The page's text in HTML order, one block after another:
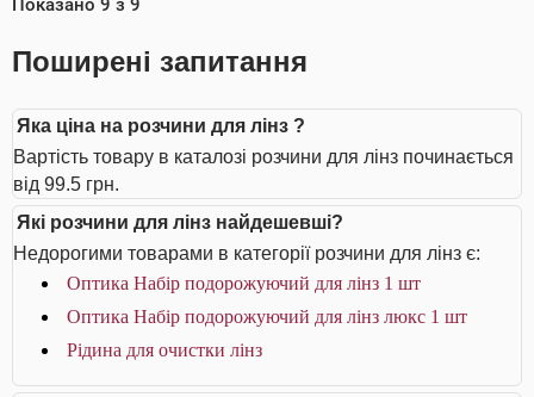
Показано 9 з 9
Поширені запитання
Яка ціна на розчини для лінз ?
Вартість товару в каталозі розчини для лінз починається
від 99.5 грн.
Які розчини для лінз найдешевші?
Недорогими товарами в категорії розчини для лінз є:
Оптика Набір подорожуючий для лінз 1 шт
Оптика Набір подорожуючий для лінз люкс 1 шт
Рідина для очистки лінз